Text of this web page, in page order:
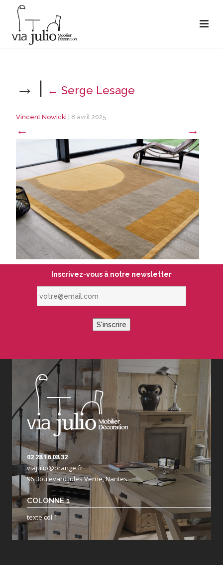
→ | ← Serge Lesage
Vincent Nowicki 8 avril 2025
← →
Inscrivez-vous à notre newsletter
S'inscrire
02 28 16 08 32
viajulio@orange.fr
96 Boulevard Jules Verne, Nantes
COLONNE 1
texte col 1